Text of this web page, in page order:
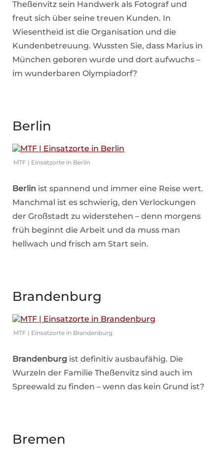
Theßenvitz sein Handwerk als Fotograf und
freut sich über seine treuen Kunden. In
Wiesentheid ist die Organisation und die
Kundenbetreuung. Wussten Sie, dass Marius in
München geboren wurde und dort aufwuchs –
im wunderbaren Olympiadorf?
Berlin
MTF | Einsatzorte in Berlin
Berlin ist spannend und immer eine Reise wert.
Manchmal ist es schwierig, den Verlockungen
der Großstadt zu widerstehen – denn morgens
früh beginnt die Arbeit und da muss man
hellwach und frisch am Start sein.
Brandenburg
MTF | Einsatzorte in Brandenburg
Brandenburg ist definitiv ausbaufähig. Die
Wurzeln der Familie Theßenvitz sind auch im
Spreewald zu finden – wenn das kein Grund ist?
Bremen